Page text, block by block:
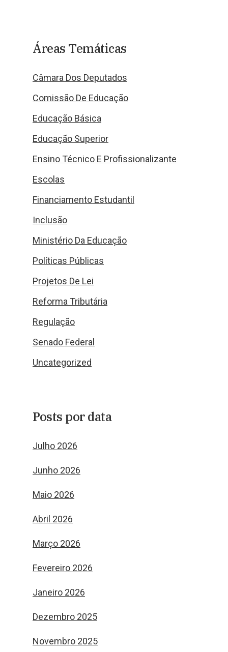
Áreas Temáticas
Câmara Dos Deputados
Comissão De Educação
Educação Básica
Educação Superior
Ensino Técnico E Profissionalizante
Escolas
Financiamento Estudantil
Inclusão
Ministério Da Educação
Políticas Públicas
Projetos De Lei
Reforma Tributária
Regulação
Senado Federal
Uncategorized
Posts por data
Julho 2026
Junho 2026
Maio 2026
Abril 2026
Março 2026
Fevereiro 2026
Janeiro 2026
Dezembro 2025
Novembro 2025